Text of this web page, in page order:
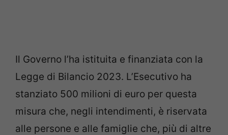
Il Governo l’ha istituita e finanziata con la
Legge di Bilancio 2023. L’Esecutivo ha
stanziato 500 milioni di euro per questa
misura che, negli intendimenti, è riservata
alle persone e alle famiglie che, più di altre